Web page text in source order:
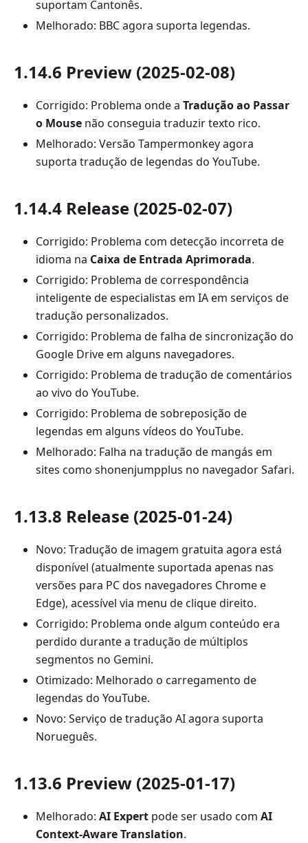
suportam Cantonês.
Melhorado: BBC agora suporta legendas.
1.14.6 Preview (2025-02-08)
Corrigido: Problema onde a Tradução ao Passar
o Mouse não conseguia traduzir texto rico.
Melhorado: Versão Tampermonkey agora
suporta tradução de legendas do YouTube.
1.14.4 Release (2025-02-07)
Corrigido: Problema com detecção incorreta de
idioma na Caixa de Entrada Aprimorada.
Corrigido: Problema de correspondência
inteligente de especialistas em IA em serviços de
tradução personalizados.
Corrigido: Problema de falha de sincronização do
Google Drive em alguns navegadores.
Corrigido: Problema de tradução de comentários
ao vivo do YouTube.
Corrigido: Problema de sobreposição de
legendas em alguns vídeos do YouTube.
Melhorado: Falha na tradução de mangás em
sites como shonenjumpplus no navegador Safari.
1.13.8 Release (2025-01-24)
Novo: Tradução de imagem gratuita agora está
disponível (atualmente suportada apenas nas
versões para PC dos navegadores Chrome e
Edge), acessível via menu de clique direito.
Corrigido: Problema onde algum conteúdo era
perdido durante a tradução de múltiplos
segmentos no Gemini.
Otimizado: Melhorado o carregamento de
legendas do YouTube.
Novo: Serviço de tradução AI agora suporta
Norueguês.
1.13.6 Preview (2025-01-17)
Melhorado: AI Expert pode ser usado com AI
Context-Aware Translation.